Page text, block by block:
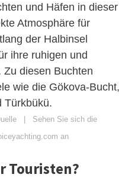
und Häfen in dieser
Atmosphäre für
der Halbinsel
ihre ruhigen und
Zu diesen Buchten
wie die Gökova-Bucht,
Türkbükü.
| Sehen Sie sich die
an
Touristen?